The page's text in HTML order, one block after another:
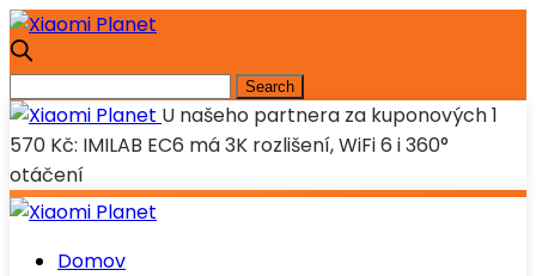
U našeho partnera za kuponových 1
570 Kč: IMILAB EC6 má 3K rozlišení, WiFi 6 i 360°
otáčení
Domov